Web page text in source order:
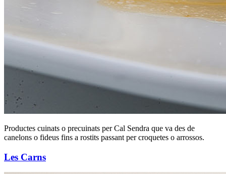
Productes cuinats o precuinats per Cal Sendra que va des de
canelons o fideus fins a rostits passant per croquetes o arrossos.
Les Carns